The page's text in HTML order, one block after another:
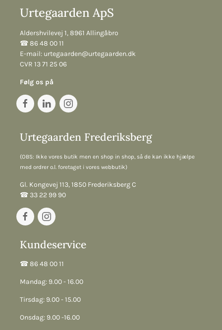
Urtegaarden ApS
Aldershvilevej 1, 8961 Allingåbro
☎︎ 86 48 00 11
E-mail: urtegaarden@urtegaarden.dk
CVR 13 71 25 06
Følg os på
Urtegaarden Frederiksberg
(OBS: Ikke vores butik men en shop in shop, så de kan ikke hjælpe
med ordrer o.l. foretaget i vores webbutik)
Gl. Kongevej 113, 1850 Frederiksberg C
☎︎ 33 22 99 90
Kundeservice
☎︎ 86 48 00 11
Mandag: 9.00 - 16.00
Tirsdag: 9.00 - 15.00
Onsdag: 9.00 -16.00